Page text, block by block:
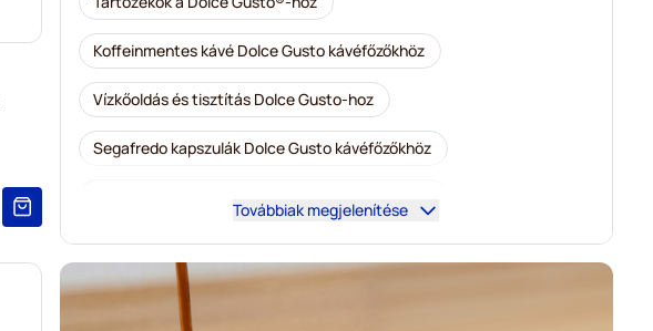
Koffeinmentes kávé Dolce Gusto kávéfőzőkhöz
Vízkőoldás és tisztítás Dolce Gusto-hoz
Segafredo kapszulák Dolce Gusto kávéfőzőkhöz
Caffè Borbone kapszulák Dolce Gusto kávéfőzőkhöz
Dolce Vita kapszulák Dolce Gusto kávéfőzőkhöz
Továbbiak megjelenítése